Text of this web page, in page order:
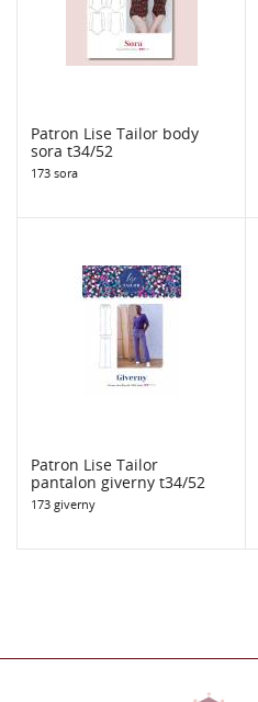
Patron Lise Tailor body
sora t34/52
173 sora
Patron Lise Tailor
pantalon giverny t34/52
173 giverny